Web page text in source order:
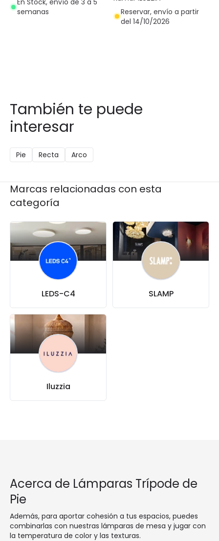
En Stock, envío de 3 a 5
semanas
Reservar, envío a partir
del 14/10/2026
También te puede
interesar
Pie Recta Arco
Marcas relacionadas con esta
categoría
LEDS-C4 SLAMP
Iluzzia
Acerca de Lámparas Trípode de
Pie
Además, para aportar cohesión a tus espacios, puedes
combinarlas con nuestras lámparas de mesa y jugar con
la temperatura de color y las texturas.